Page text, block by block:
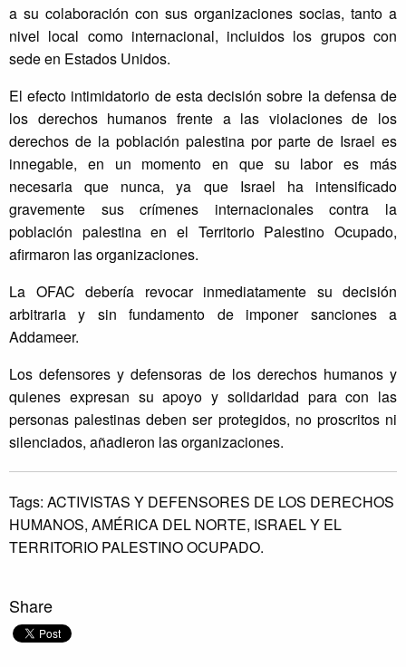
a su colaboración con sus organizaciones socias, tanto a
nivel local como internacional, incluidos los grupos con
sede en Estados Unidos.
El efecto intimidatorio de esta decisión sobre la defensa de
los derechos humanos frente a las violaciones de los
derechos de la población palestina por parte de Israel es
innegable, en un momento en que su labor es más
necesaria que nunca, ya que Israel ha intensificado
gravemente sus crímenes internacionales contra la
población palestina en el Territorio Palestino Ocupado,
afirmaron las organizaciones.
La OFAC debería revocar inmediatamente su decisión
arbitraria y sin fundamento de imponer sanciones a
Addameer.
Los defensores y defensoras de los derechos humanos y
quienes expresan su apoyo y solidaridad para con las
personas palestinas deben ser protegidos, no proscritos ni
silenciados, añadieron las organizaciones.
Tags: ACTIVISTAS Y DEFENSORES DE LOS DERECHOS
HUMANOS, AMÉRICA DEL NORTE, ISRAEL Y EL
TERRITORIO PALESTINO OCUPADO.
Share